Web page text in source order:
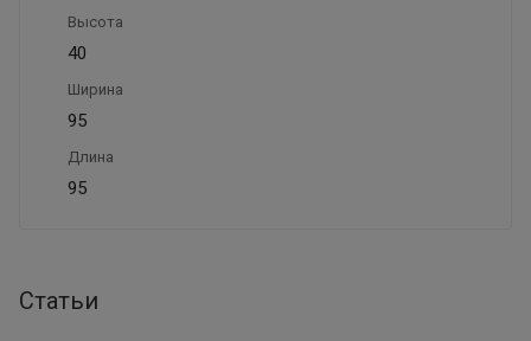
Высота
40
Ширина
95
Длина
95
Статьи